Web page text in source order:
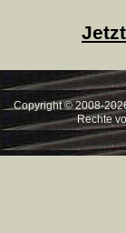
Copyright © 2008-
Rechte